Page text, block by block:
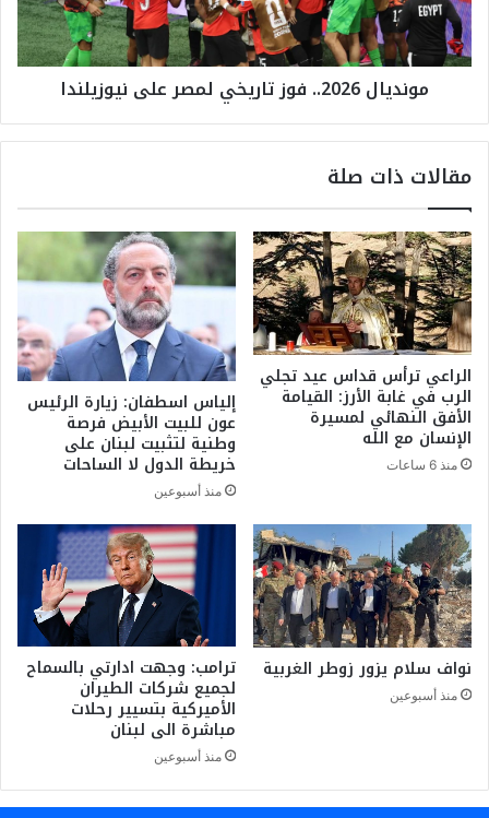
ف
ق
ة
ا
م
ع
إ
ي
ر
ا
ن
ي
ض
ن
ق
ا
ء
ا
ل
ح
ب
س
ي
ل
2
0
ف
ت
ا
ر
ي
خ
ل
م
ص
ر
ى
ن
ي
و
ز
ي
ل
مونديال 2026.. فوز تاريخي لمصر على نيوزيلندا
مقالات ذات صلة
الراعي ترأس قداس عيد تجلي
الرب في غابة الأرز: القيامة
الأفق النهائي لمسيرة
الإنسان مع الله
منذ 6 ساعات
إلياس اسطفان: زيارة الرئيس
عون للبيت الأبيض فرصة
وطنية لتثبيت لبنان على
خريطة الدول لا الساحات
منذ أسبوعين
نواف سلام يزور زوطر الغربية
منذ أسبوعين
ترامب: وجهت ادارتي بالسماح
لجميع شركات الطيران
الأميركية بتسيير رحلات
مباشرة الى لبنان
منذ أسبوعين